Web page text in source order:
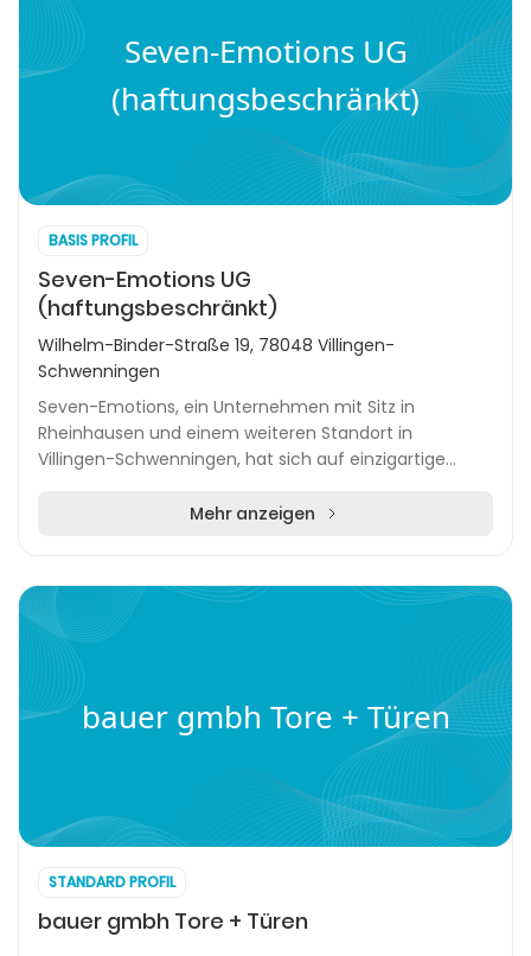
Seven-Emotions UG
(haftungsbeschränkt)
BASIS PROFIL
Seven-Emotions UG
(haftungsbeschränkt)
Wilhelm-Binder-Straße 19, 78048 Villingen-
Schwenningen
Seven-Emotions, ein Unternehmen mit Sitz in
Rheinhausen und einem weiteren Standort in
Villingen-Schwenningen, hat sich auf einzigartige
Veranstaltungen spezialisi...
Mehr anzeigen
bauer gmbh Tore + Türen
STANDARD PROFIL
bauer gmbh Tore + Türen